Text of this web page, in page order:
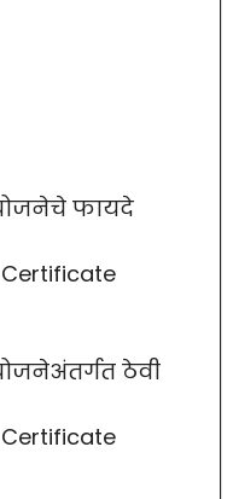
फायदे
ठेवी